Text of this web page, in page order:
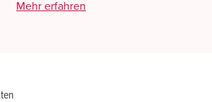
Mehr erfahren